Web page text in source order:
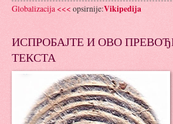
Globalizacija <<< opsirnije:Vikipedija
ИСПРОБАЈТЕ И ОВО
ТЕКСТА